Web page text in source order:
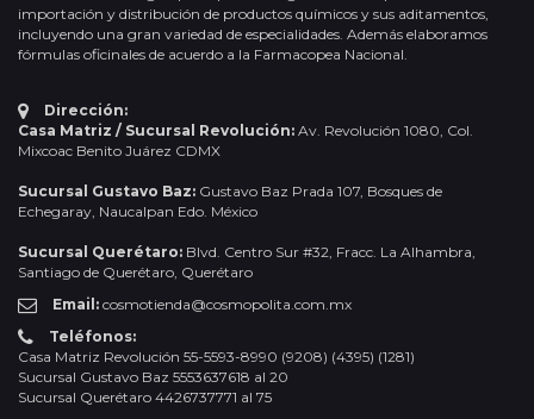
importación y distribución de productos químicos y sus aditamentos,
incluyendo una gran variedad de especialidades. Además elaboramos
fórmulas oficinales de acuerdo a la Farmacopea Nacional.
Dirección:
Casa Matriz / Sucursal Revolución: Av. Revolución 1080, Col.
Mixcoac Benito Juárez CDMX
Sucursal Gustavo Baz: Gustavo Baz Prada 107, Bosques de
Echegaray, Naucalpan Edo. México
Sucursal Querétaro: Blvd. Centro Sur #32, Fracc. La Alhambra,
Santiago de Querétaro, Querétaro
Email: cosmotienda@cosmopolita.com.mx
Teléfonos:
Casa Matriz Revolución 55-5593-8990 (9208) (4395) (1281)
Sucursal Gustavo Baz 5553637618 al 20
Sucursal Querétaro 4426737771 al 75